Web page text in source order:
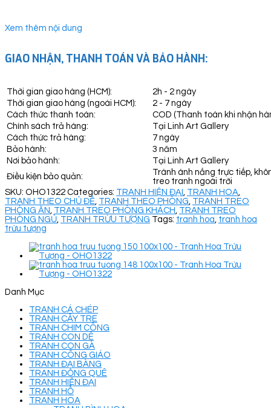
Xem thêm nội dung
GIAO NHẬN, THANH TOÁN VÀ BẢO HÀNH:
Thời gian giao hàng (HCM):
2h - 2 ngày
Thời gian giao hàng (ngoài HCM):
2 - 7 ngày
Cách thức thanh toán:
COD (Thanh toán khi nhận
Chính sách trả hàng:
Tại Linh Art Gallery
Cách thức trả hàng:
7 ngày
Bảo hành:
3 năm
Nơi bảo hành:
Tại Linh Art Gallery
Điều kiện bảo quản:
Tránh ánh nắng trực tiếp,
treo tranh ngoài trời
SKU: OHO1322 Categories: TRANH HIỆN ĐẠI , TRANH HOA,
TRANH THEO CHỦ ĐỀ, TRANH THEO PHÒNG, TRANH TREO
PHÒNG ĂN, TRANH TREO PHÒNG KHÁCH, TRANH TREO
PHÒNG NGỦ, TRANH TRỪU TƯỢNG Tags: tranh hoa, tranh hoa
trừu tượng
Danh Mục
TRANH CÁ CHÉP
TRANH CÂY TRE
TRANH CHIM CÔNG
TRANH CON DÊ
TRANH CON GÀ
TRANH CÔNG GIÁO
TRANH ĐẠI BÀNG
TRANH ĐỒNG QUÊ
TRANH HIỆN ĐẠI
TRANH HỔ
TRANH HOA